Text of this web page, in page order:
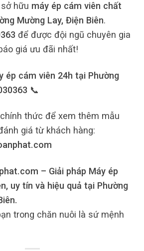
hữu máy ép cám viên chất
Mường Lay, Điện Biên.
để được đội ngũ chuyên gia
giá ưu đãi nhất!
ép cám viên 24h tại Phường
📞
thức để xem thêm mẫu
giá từ khách hàng:
– Giải pháp Máy ép
uy tín và hiệu quả tại Phường
trong chăn nuôi là sứ mệnh